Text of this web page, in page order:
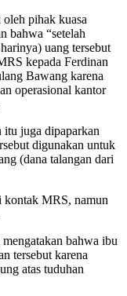
oleh pihak kuasa
bahwa “setelah
uang tersebut
kepada Ferdinan
Bawang karena
operasional kantor
itu juga dipaparkan
digunakan untuk
(dana talangan dari
kontak MRS, namun
bahwa ibu
tersebut karena
atas tuduhan